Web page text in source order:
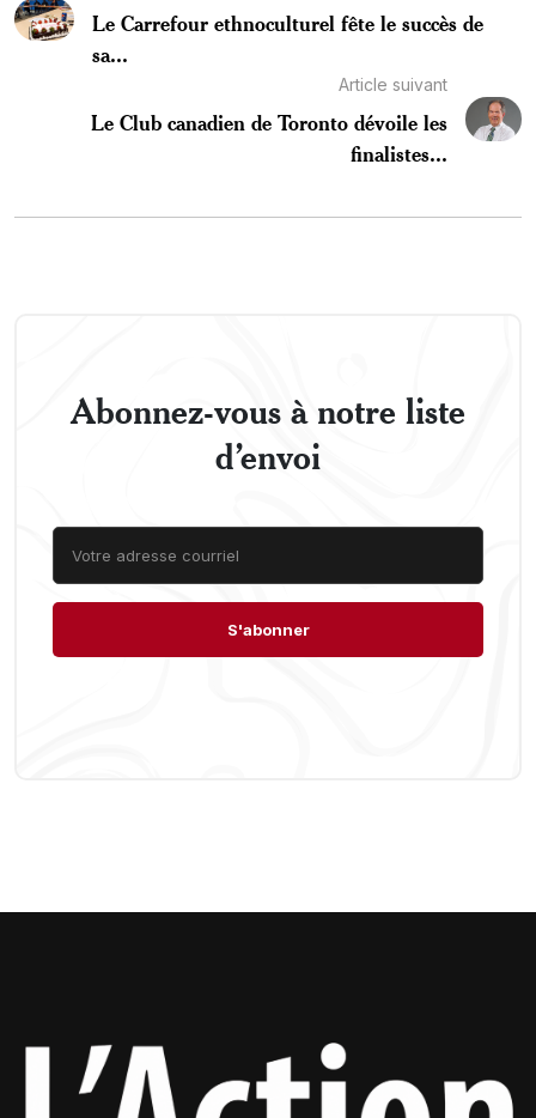
Le Carrefour ethnoculturel fête le succès de
sa...
Article suivant
Le Club canadien de Toronto dévoile les
finalistes...
Abonnez-vous à notre liste
d’envoi